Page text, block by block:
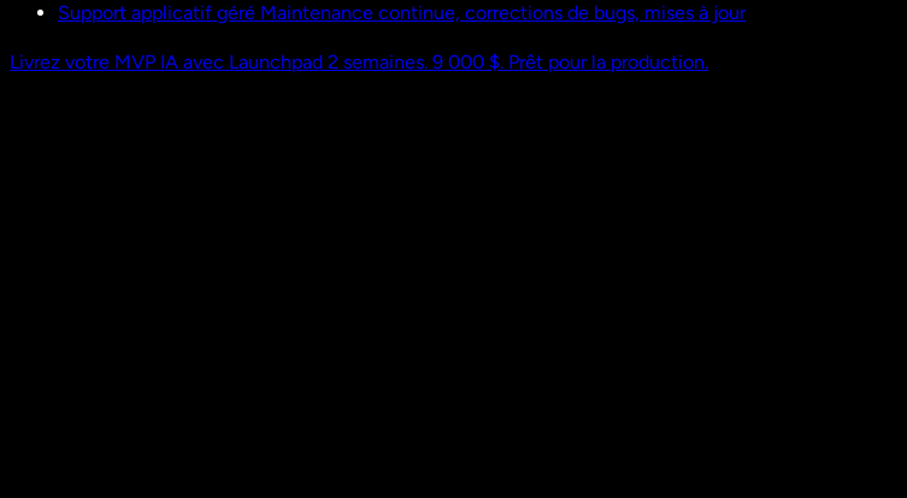
Support applicatif géré Maintenance continue, corrections de bugs, mises à jour
Livrez votre MVP IA avec Launchpad 2 semaines. 9 000 $. Prêt pour la production.